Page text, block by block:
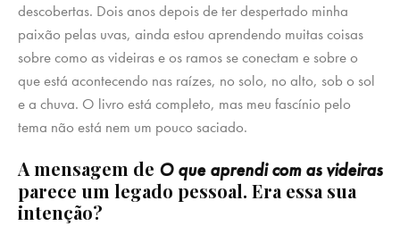
descobertas. Dois anos depois de ter despertado minha
paixão pelas uvas, ainda estou aprendendo muitas coisas
sobre como as videiras e os ramos se conectam e sobre o
que está acontecendo nas raízes, no solo, no alto, sob o sol
e a chuva. O livro está completo, mas meu fascínio pelo
tema não está nem um pouco saciado.
A mensagem de O que aprendi com as videiras
parece um legado pessoal. Era essa sua
intenção?